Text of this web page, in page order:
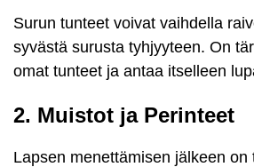
Surun tunteet voivat vaihdella
syvästä surusta tyhjyyteen. On
omat tunteet ja antaa itselleen
2. Muistot ja Perinteet
Lapsen menettämisen jälkeen on